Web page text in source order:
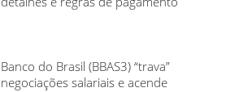
Banco do Brasil (BBAS3) “trava”
negociações salariais e acende